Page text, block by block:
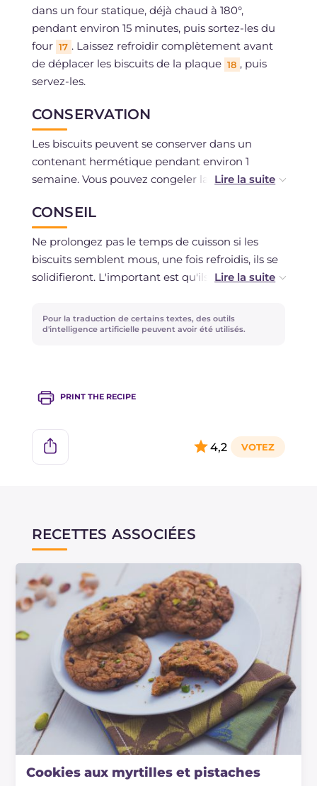
dans un four statique, déjà chaud à 180°,
pendant environ 15 minutes, puis sortez-les du
four 17 . Laissez refroidir complètement avant
de déplacer les biscuits de la plaque 18 , puis
servez-les.
CONSERVATION
Les biscuits peuvent se conserver dans un
contenant hermétique pendant environ 1
semaine. Vous pouvez congeler la pâte pendant
CONSEIL
Ne prolongez pas le temps de cuisson si les
biscuits semblent mous, une fois refroidis, ils se
solidifieront. L'important est qu'ils soient
même quantité de sucre blanc.
Si vous préférez des biscuits un peu plus
croquants, éliminez le bicarbonate.
Pour la traduction de certains textes, des outils
d'intelligence artificielle peuvent avoir été utilisés.
PRINT THE RECIPE
4,2
RECETTES ASSOCIÉES
Cookies aux myrtilles et pistaches